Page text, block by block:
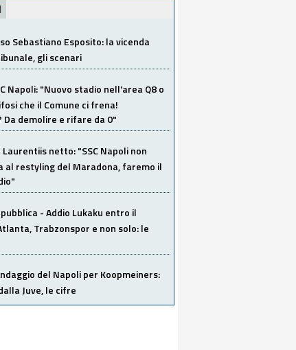
Sebastiano Esposito: la vicenda
gli scenari
Napoli: "Nuovo stadio nell'area Q8 o
che il Comune ci frena!
Da demolire e rifare da 0"
Laurentiis netto: "SSC Napoli non
al restyling del Maradona, faremo il
- Addio Lukaku entro il
Trabzonspor e non solo: le
del Napoli per Koopmeiners:
Juve, le cifre